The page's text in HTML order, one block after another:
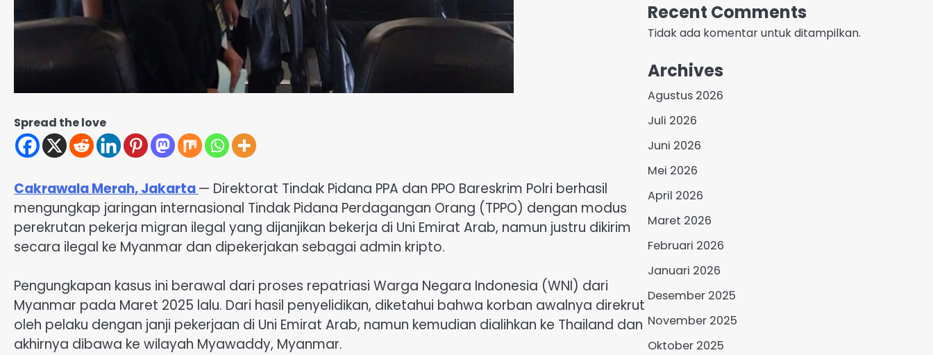
Spread the love
Cakrawala Merah, Jakarta— Direktorat Tindak Pidana PPA dan PPO Bareskrim Polri berhasil
mengungkap jaringan internasional Tindak Pidana Perdagangan Orang (TPPO) dengan modus
perekrutan pekerja migran ilegal yang dijanjikan bekerja di Uni Emirat Arab, namun justru dikirim
secara ilegal ke Myanmar dan dipekerjakan sebagai admin kripto.
Pengungkapan kasus ini berawal dari proses repatriasi Warga Negara Indonesia (WNI) dari
Myanmar pada Maret 2025 lalu. Dari hasil penyelidikan, diketahui bahwa korban awalnya direkrut
oleh pelaku dengan janji pekerjaan di Uni Emirat Arab, namun kemudian dialihkan ke Thailand dan
akhirnya dibawa ke wilayah Myawaddy, Myanmar.
Recent Comments
Tidak ada komentar untuk ditampilkan.
Archives
Agustus 2026
Juli 2026
Juni 2026
Mei 2026
April 2026
Maret 2026
Februari 2026
Januari 2026
Desember 2025
November 2025
Oktober 2025